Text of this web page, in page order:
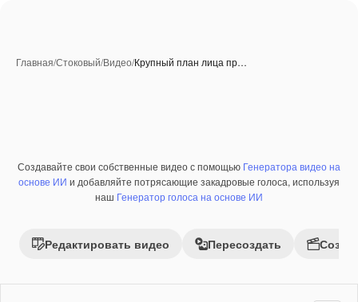
Главная/Стоковый/Видео/Крупный план лица пр…
Премиум
Создавайте свои собственные видео с помощью Генератора видео на
основе ИИ и добавляйте потрясающие закадровые голоса, используя
наш Генератор голоса на основе ИИ
Редактировать видео Пересоздать